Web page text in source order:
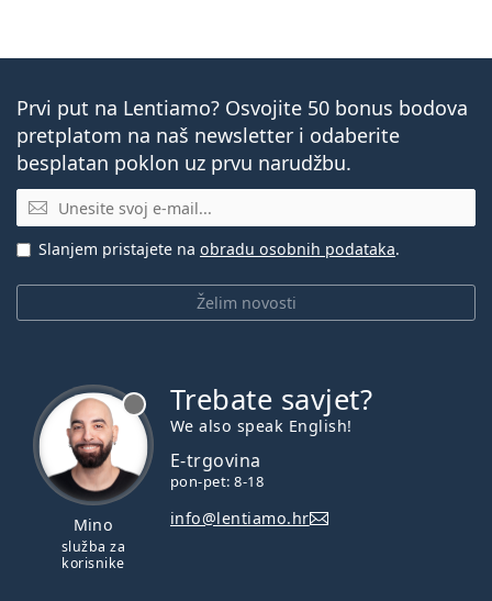
Prvi put na Lentiamo? Osvojite 50 bonus bodova
pretplatom na naš newsletter i odaberite
besplatan poklon uz prvu narudžbu.
E-mail
Želim novosti
Slanjem pristajete na obradu osobnih podataka.
Mino
služba za
korisnike
Trebate savjet?
We also speak English!
E-trgovina
pon-pet: 8-18
info@lentiamo.hr